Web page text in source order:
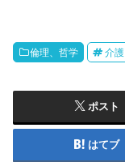
倫理、哲学 介護
ポスト
はてブ